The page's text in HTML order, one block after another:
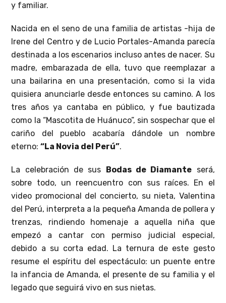
y familiar.
Nacida en el seno de una familia de artistas -hija de
Irene del Centro y de Lucio Portales-Amanda parecía
destinada a los escenarios incluso antes de nacer. Su
madre, embarazada de ella, tuvo que reemplazar a
una bailarina en una presentación, como si la vida
quisiera anunciarle desde entonces su camino. A los
tres años ya cantaba en público, y fue bautizada
como la “Mascotita de Huánuco”, sin sospechar que el
cariño del pueblo acabaría dándole un nombre
eterno:“La Novia del Perú”.
La celebración de sus Bodas de Diamante será,
sobre todo, un reencuentro con sus raíces. En el
video promocional del concierto, su nieta, Valentina
del Perú, interpreta a la pequeña Amanda de pollera y
trenzas, rindiendo homenaje a aquella niña que
empezó a cantar con permiso judicial especial,
debido a su corta edad. La ternura de este gesto
resume el espíritu del espectáculo: un puente entre
la infancia de Amanda, el presente de su familia y el
legado que seguirá vivo en sus nietas.